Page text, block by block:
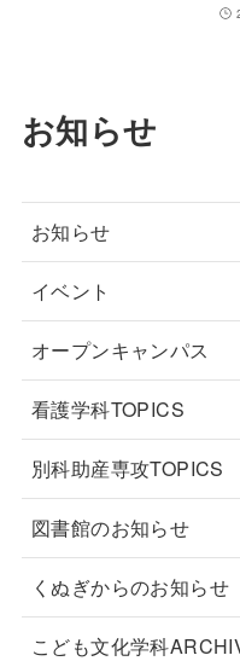
お知らせ
お知らせ
イベント
オープンキャンパス
看護学科TOPICS
別科助産専攻TOPICS
図書館のお知らせ
くぬぎからのお知らせ
こども文化学科